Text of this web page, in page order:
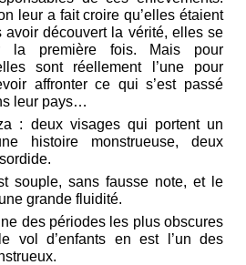
leur a fait croire qu’elles étaient
découvert la vérité, elles se
la première fois. Mais pour
sont réellement l’une pour
affronter ce qui s’est passé
leur pays…
: deux visages qui portent un
histoire monstrueuse, deux
souple, sans fausse note, et le
grande fluidité.
des périodes les plus obscures
vol d’enfants en est l’un des